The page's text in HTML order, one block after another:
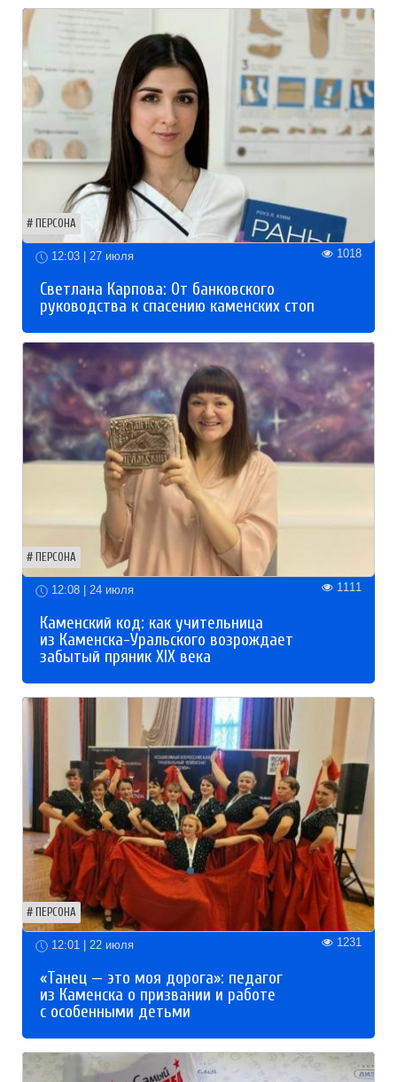
ПЕРСОНА
12:03 | 27 июля 1018
Светлана Карпова: От банковского
руководства к спасению каменских стоп
ПЕРСОНА
12:08 | 24 июля 1111
Каменский код: как учительница
из Каменска-Уральского возрождает
забытый пряник XIX века
ПЕРСОНА
12:01 | 22 июля 1231
«Танец — это моя дорога»: педагог
из Каменска о призвании и работе
с особенными детьми